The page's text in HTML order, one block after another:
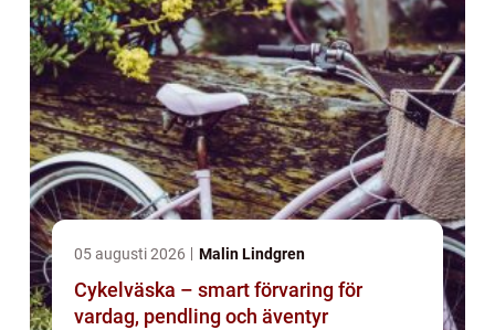
05 augusti 2026 Malin Lindgren
Cykelväska – smart förvaring för
vardag, pendling och äventyr